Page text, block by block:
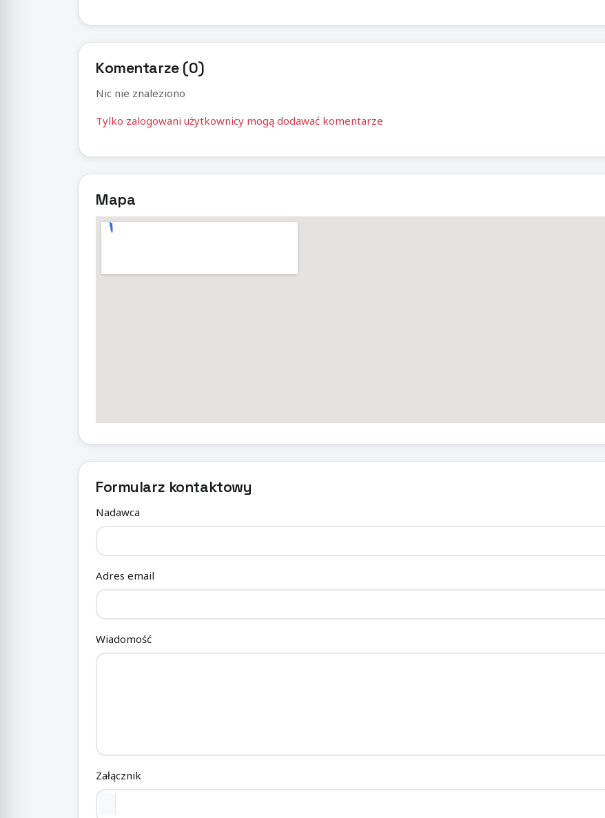
Komentarze (0)
Nic nie znaleziono
Tylko zalogowani użytkownicy mogą dodawać komentarze
Mapa
Formularz kontaktowy
Nadawca
Adres email
Wiadomość
Załącznik